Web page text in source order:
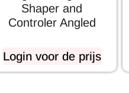
Shaper and
Controler Angled
Login voor de prijs